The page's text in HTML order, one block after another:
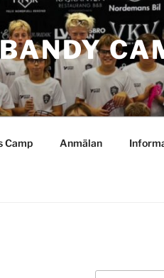
Camp Anmälan